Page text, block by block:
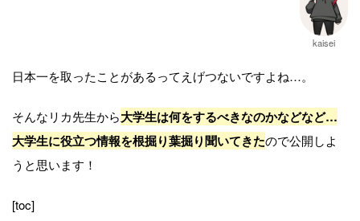
kaisei
日本一を取ったことがあるってえげつないですよね…。
そんなリカ先生から大学生は何をするべきなのかなどなど…
大学生に役立つ情報を根掘り葉掘り聞いてきたので公開しよ
うと思います！
[toc]